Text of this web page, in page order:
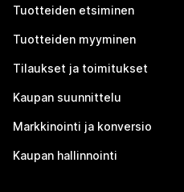
Tuotteiden etsiminen
Tuotteiden myyminen
Tilaukset ja toimitukset
Kaupan suunnittelu
Markkinointi ja konversio
Kaupan hallinnointi